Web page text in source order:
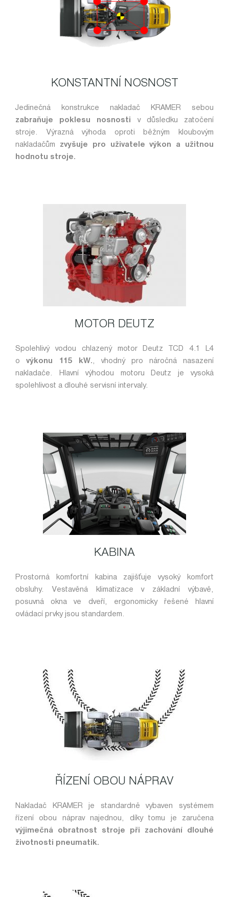
KONSTANTNÍ NOSNOST
Jedinečná konstrukce nakladač KRAMER sebou
zabraňuje poklesu nosnosti
v důsledku zatočení
stroje. Výrazná výhoda oproti běžným kloubovým
nakladačům zvyšuje pro uživatele výkon a užitnou
hodnotu stroje.
MOTOR DEUTZ
Spolehlivý vodou chlazený motor Deutz TCD 4.1 L4
o výkonu 115 kW., vhodný pro náročná nasazení
nakladače. Hlavní výhodou motoru Deutz je vysoká
spolehlivost a dlouhé servisní intervaly.
KABINA
Prostorná komfortní kabina zajišťuje vysoký komfort
obsluhy. Vestavěná klimatizace v základní výbavě,
posuvná okna ve dveří, ergonomicky řešené hlavní
ovládací prvky jsou standardem.
ŘÍZENÍ OBOU NÁPRAV
Nakladač KRAMER je standardně vybaven systémem
řízení obou náprav najednou, díky tomu je zaručena
výjimečná obratnost stroje při zachování dlouhé
životnosti pneumatik.